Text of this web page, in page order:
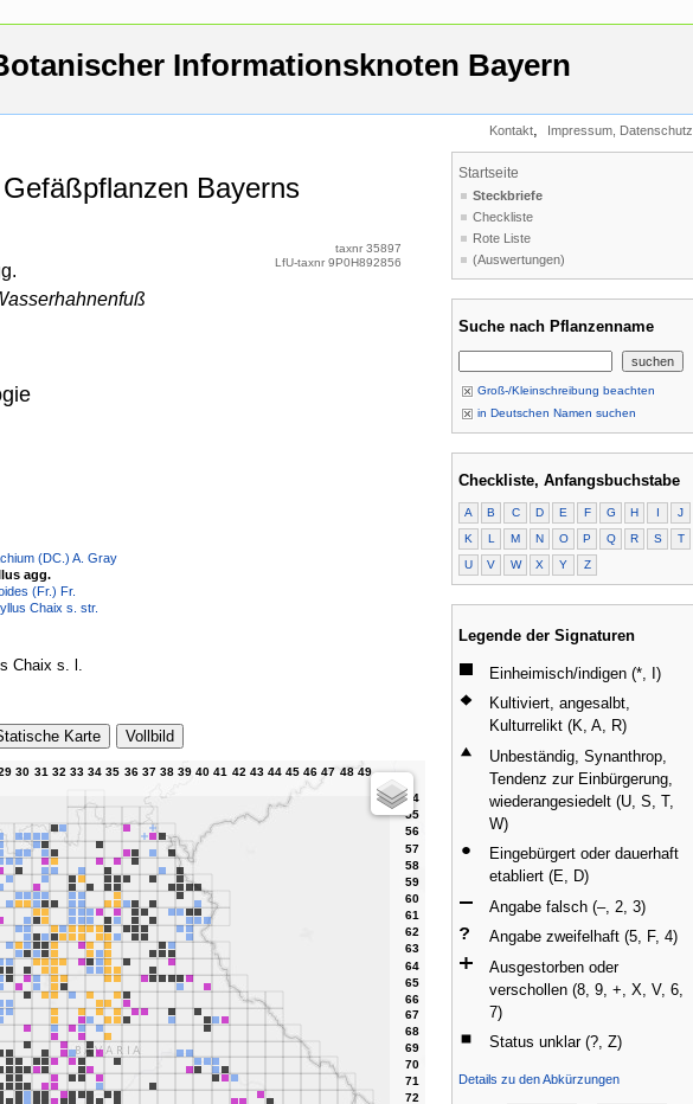
Informationsknoten Bayern
Kontakt, Impressum, Datenschutz
Bayerns
taxnr 35897
LfU-taxnr 9P0H892856
(DC.) A. Gray
agg.
(Fr.) Fr.
Chaix s. str.
Chaix s. l.
Karte Vollbild
Startseite
Steckbriefe
Checkliste
Rote Liste
(Auswertungen)
Suche nach Pflanzenname
Groß-/Kleinschreibung beachten
in Deutschen Namen suchen
Checkliste, Anfangsbuchstabe
A B C D E F G H I
J
K
L M N O P Q R S
T
U
V W X Y Z
Legende der Signaturen
Einheimisch/indigen (*, I)
Kultiviert, angesalbt,
Kulturrelikt (K, A, R)
Unbeständig, Synanthrop,
Tendenz zur Einbürgerung,
wiederangesiedelt (U, S, T,
W)
Eingebürgert oder dauerhaft
etabliert (E, D)
Angabe falsch (–, 2, 3)
Angabe zweifelhaft (5, F, 4)
Ausgestorben oder
verschollen (8, 9, +, X, V, 6,
7)
Status unklar (?, Z)
Details zu den Abkürzungen